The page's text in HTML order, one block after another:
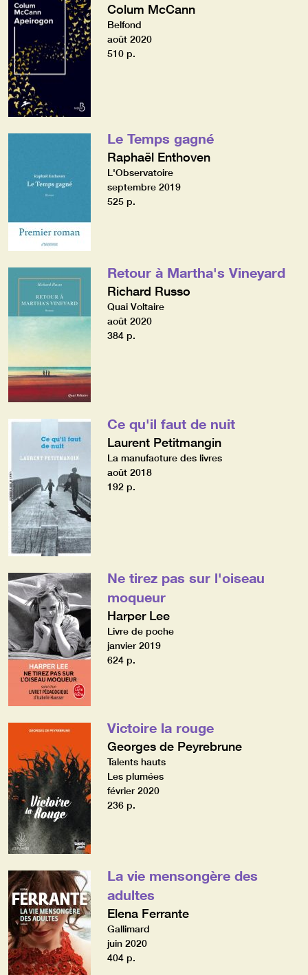
Colum McCann
Belfond
août 2020
510 p.
Le Temps gagné
Raphaël Enthoven
L'Observatoire
septembre 2019
525 p.
Retour à Martha's Vineyard
Richard Russo
Quai Voltaire
août 2020
384 p.
Ce qu'il faut de nuit
Laurent Petitmangin
La manufacture des livres
août 2018
192 p.
Ne tirez pas sur l'oiseau
moqueur
Harper Lee
Livre de poche
janvier 2019
624 p.
Victoire la rouge
Georges de Peyrebrune
Talents hauts
Les plumées
février 2020
236 p.
La vie mensongère des
adultes
Elena Ferrante
Gallimard
juin 2020
404 p.